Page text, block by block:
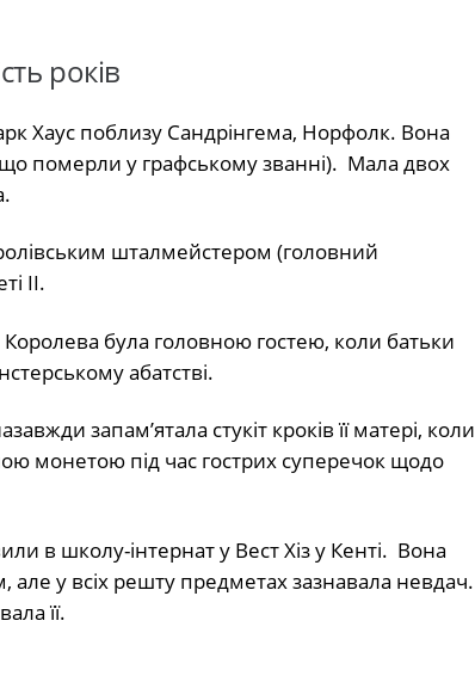
років
Хаус поблизу Сандрінгема, Норфолк. Вона
померли у графському званні). Мала двох
шталмейстером (головний
II.
була головною гостею, коли батьки
абатстві.
запам’ятала стукіт кроків її матері, коли
монетою під час гострих суперечок щодо
в школу-інтернат у Вест Хіз у Кенті. Вона
у всіх решту предметах зазнавала невдач.
її.